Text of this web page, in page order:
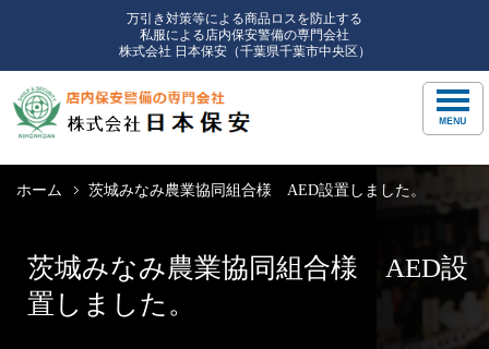
万引き対策等による商品ロスを防止する
私服による店内保安警備の専門会社
株式会社 日本保安（千葉県千葉市中央区）
ホーム 茨城みなみ農業協同組合様 AED設置しました。
茨城みなみ農業協同組合様 AED設
置しました。